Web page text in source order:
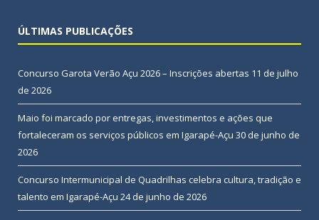
ÚLTIMAS PUBLICAÇÕES
Concurso Garota Verão Açu 2026 – Inscrições abertas 11 de julho
de 2026
Maio foi marcado por entregas, investimentos e ações que
fortaleceram os serviços públicos em Igarapé-Açu 30 de junho de
2026
Concurso Intermunicipal de Quadrilhas celebra cultura, tradição e
talento em Igarapé-Açu 24 de junho de 2026